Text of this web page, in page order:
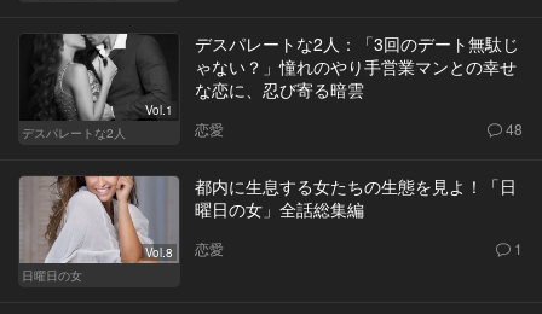
Vol.1
デスパレートな2人
デスパレートな2人：「3回のデート無駄じ
ゃない？」憧れのやり手営業マンとの幸せ
な恋に、忍び寄る暗雲
恋愛 48
Vol.8
日曜日の女
都内に生息する女たちの生態を見よ！「日
曜日の女」全話総集編
恋愛 1